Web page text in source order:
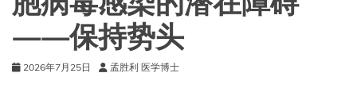
——保持势头
2026年7月25日 孟胜利 医学博士